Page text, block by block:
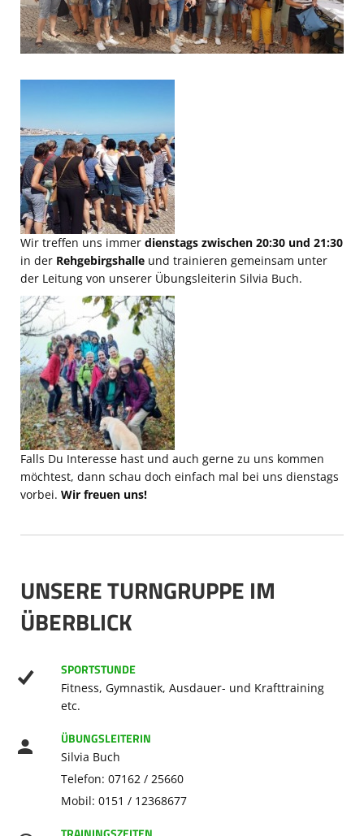
Wir treffen uns immer dienstags zwischen 20:30 und 21:30
in der Rehgebirgshalle und trainieren gemeinsam unter
der Leitung von unserer Übungsleiterin Silvia Buch.
Falls Du Interesse hast und auch gerne zu uns kommen
möchtest, dann schau doch einfach mal bei uns dienstags
vorbei. Wir freuen uns!
UNSERE TURNGRUPPE IM
ÜBERBLICK
SPORTSTUNDE
Fitness, Gymnastik, Ausdauer- und Krafttraining
etc.
ÜBUNGSLEITERIN
Silvia Buch
Telefon: 07162 / 25660
Mobil: 0151 / 12368677